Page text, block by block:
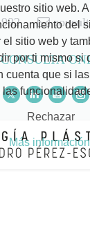
CONSULTA
sitio web.
del
sitio web y
por ti mismo si
cuenta que si
Rechazar
Más información